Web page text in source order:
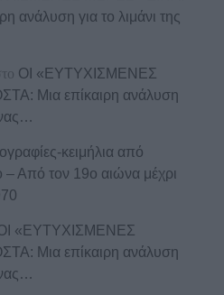
ανάλυση για το λιμάνι της
ΟΙ «ΕΥΤΥΧΙΣΜΕΝΕΣ
Μια επίκαιρη ανάλυση
κειμήλια από
– Από τον 19ο αιώνα μέχρι
«ΕΥΤΥΧΙΣΜΕΝΕΣ
Μια επίκαιρη ανάλυση